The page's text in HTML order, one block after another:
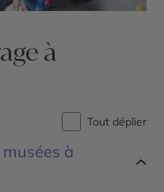
à
Tout déplier
à